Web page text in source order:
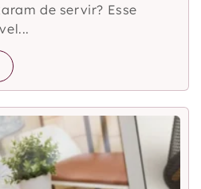
de servir? Esse